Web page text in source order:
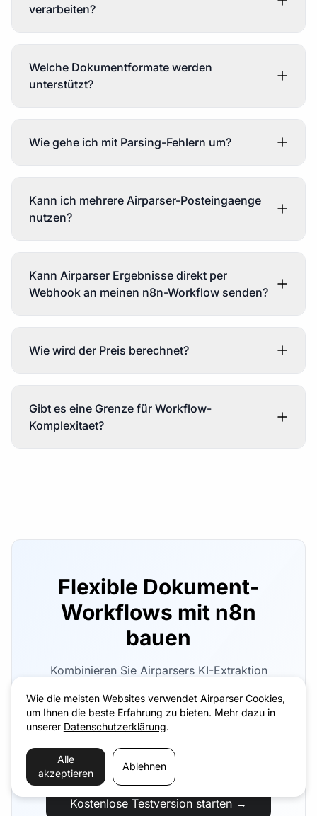
Wie die meisten Websites verwendet Airparser Cookies,
um Ihnen die beste Erfahrung zu bieten. Mehr dazu in
unserer Datenschutzerklärung.
Alle
akzeptieren
Ablehnen
verarbeiten?
Welche Dokumentformate werden
unterstützt?
Wie gehe ich mit Parsing-Fehlern um?
Kann ich mehrere Airparser-Posteingaenge
nutzen?
Kann Airparser Ergebnisse direkt per
Webhook an meinen n8n-Workflow senden?
Wie wird der Preis berechnet?
Gibt es eine Grenze für Workflow-
Komplexitaet?
Flexible Dokument-
Workflows mit n8n
bauen
Kombinieren Sie Airparsers KI-Extraktion
Automatisierung. Self-hosted oder Cloud,
Sie entscheiden. Die kostenlose
API-Schlüssel in unter 2 Minuten bereit.
Kostenlose Testversion starten →